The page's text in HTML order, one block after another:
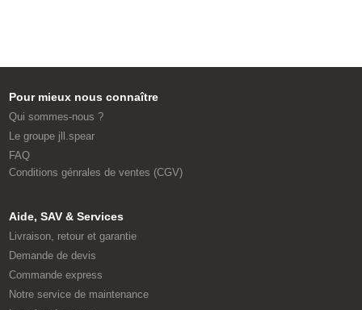
Pour mieux nous connaître
Qui sommes-nous ?
Le groupe jll.spear
FAQ
Conditions génrales de ventes (CGV)
Aide, SAV & Services
Livraison, retour et garantie
Demande de devis
Commande express
Notre service de maintenance